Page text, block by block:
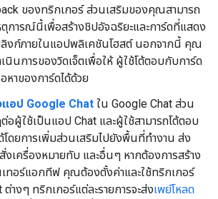
ของทริกเกอร์ ส่วนเสริมของคุณสามารถ
ตุการณ์นี้เพื่อสร้างชิปอัจฉริยะและการ์ดที่แสดง
งก์ภายในแอปพลิเคชันโฮสต์ นอกจากนี้ คุณ
นินการของวิดเจ็ตเพื่อให้ ผู้ใช้โต้ตอบกับการ์ด
หาของการ์ดได้ด้วย
แอป Google Chat ใน Google Chat ส่วน
ต่อผู้ใช้เป็นแอป Chat และผู้ใช้สามารถโต้ตอบ
โดยการเพิ่มส่วนเสริมไปยังพื้นที่ทำงาน ส่ง
งเครื่องหมายทับ และอื่นๆ หากต้องการสร้าง
ทอร์แอกทีฟ คุณต้องตั้งค่าและใช้ทริกเกอร์
างๆ ทริกเกอร์แต่ละรายการจะส่งเพย์โหลด